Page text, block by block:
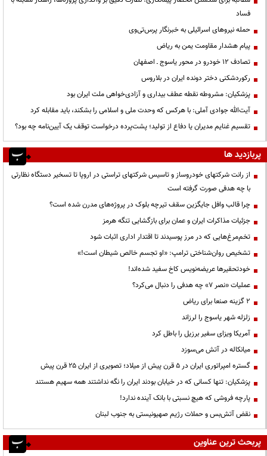
فساد
حمله نیروهای اسرائیلی به خبرنگار پرس‌تی‌وی
پیام هشدار مقاومت یمن به ریاض
تصادف ۱۲ خودرو در محور یاسوج ـ اصفهان
رکوردشکنی دختر دونده ایران در بلاروس
پزشکیان: مشروطه نقطه عطف بیداری و آزادی‌خواهی ملت ایران بود
آیت‌الله جوادی آملی: با هرکس که وحدت ملی و اسلامی را بشکند، باید مقابله کرد
تقسیم غنایم مدیران یا دفاع از تولید؛ پشت‌پرده درخواست توقف یک آیین‌نامه چه بود؟
پربازدید ها
از رانت‌ شرکتهای خودروساز و تاسیس شرکتهای تراستی در اروپا تا تسخیر دستگاه نظارتی
با چه هدفی صورت گرفته است
چرا قالب وافل جایگزین سقف تیرچه بلوک در پروژه‌های مدرن شده است؟
جزئیات مذاکرات ایران و عمان برای بازگشایی تنگه هرمز
تخم‌مرغ‌هایی که در مرز پوسیدند تا اقتدار اداری اثبات شود
تشخیص روان‌شناختی ترامپ: «او تجسم خالص شیطان است!»
خودتحقیرها عریضه‌نویس کاخ سفید شده‌اند!
عملیات «نصر ۷» چه هدفی را دنبال می‌کرد؟
۲ گزینه صنعا برای ریاض
زلزله شهر یاسوج را لرزاند
آمریکا ویزای سفیر برزیل را باطل کرد
میانکاله در آتش می‌سوزد
گستره امپراتوری ایران در ۵ قرن پیش از میلاد؛ تصویری از ایران ۲۵ قرن پیش
پزشکیان: تنها کسانی که در خیابان بودند ایران را نگه نداشتند همه سهیم هستند
پارچه فروشی که هیچ نسبتی با بانک آینده ندارد!
نقض آتش‌بس و حملات رژیم صهیونیستی به جنوب لبنان
پربحث ترین عناوین